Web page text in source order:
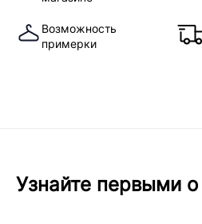
Возможность
примерки
Узнайте первыми